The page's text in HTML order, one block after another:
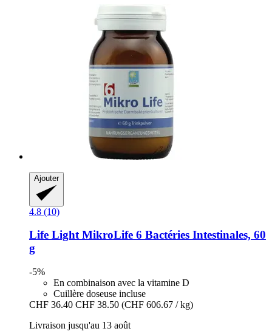
Ajouter
4.8 (10)
Life LightMikroLife 6 Bactéries Intestinales, 60
g
-5%
En combinaison avec la vitamine D
Cuillère doseuse incluse
CHF 36.40 CHF 38.50 (CHF 606.67 / kg)
Livraison jusqu'au 13 août